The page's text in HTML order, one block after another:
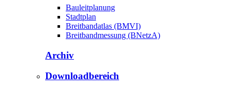
Bauleitplanung
Stadtplan
Breitbandatlas (BMVI)
Breitbandmessung (BNetzA)
Archiv
Downloadbereich